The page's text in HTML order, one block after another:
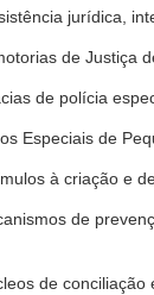
jurídica,
de Justiça
de polícia
Especiais de
à criação e
de
de